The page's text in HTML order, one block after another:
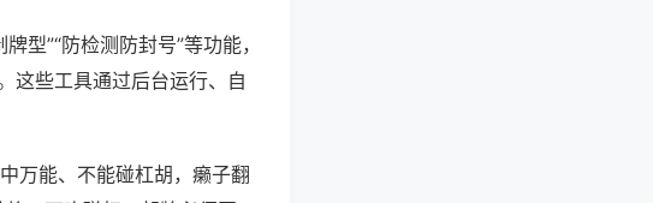
型”“防检测防封号”等功能，
这些工具通过后台运行、自
万能、不能碰杠胡，癞子翻